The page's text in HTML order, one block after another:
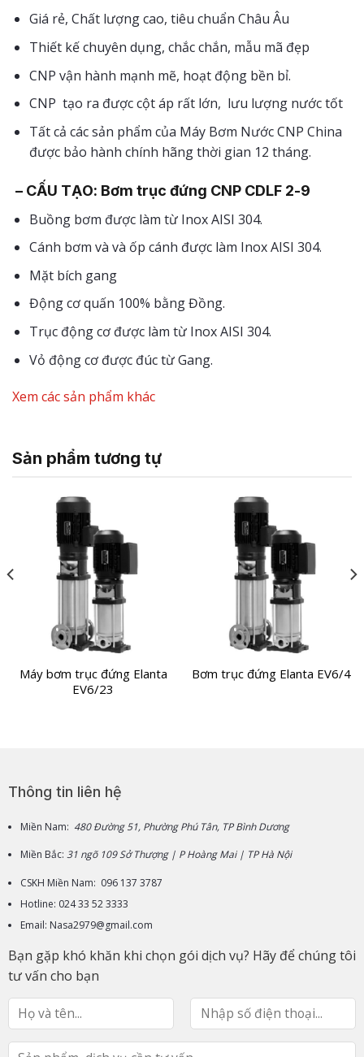
Giá rẻ, Chất lượng cao, tiêu chuẩn Châu Âu
Thiết kế chuyên dụng, chắc chắn, mẫu mã đẹp
CNP vận hành mạnh mẽ, hoạt động bền bỉ.
CNP tạo ra được cột áp rất lớn, lưu lượng nước tốt
Tất cả các sản phẩm của Máy Bơm Nước CNP China
được bảo hành chính hãng thời gian 12 tháng.
– CẤU TẠO: Bơm trục đứng CNP CDLF 2-9
Buồng bơm được làm từ Inox AISI 304.
Cánh bơm và và ốp cánh được làm Inox AISI 304.
Mặt bích gang
Động cơ quấn 100% bằng Đồng.
Trục động cơ được làm từ Inox AISI 304.
Vỏ động cơ được đúc từ Gang.
Xem các sản phẩm khác
Sản phẩm tương tự
Máy bơm trục đứng Elanta
EV6/23
Bơm trục đứng Elanta EV6/4
Thông tin liên hệ
Miền Nam: 480 Đường 51, Phường Phú Tân, TP Bình Dương
Miền Bắc: 31 ngõ 109 Sở Thượng | P Hoàng Mai | TP Hà Nội
CSKH Miền Nam: 096 137 3787
Hotline: 024 33 52 3333
Email: Nasa2979@gmail.com
Bạn gặp khó khăn khi chọn gói dịch vụ? Hãy để chúng tôi
tư vấn cho bạn